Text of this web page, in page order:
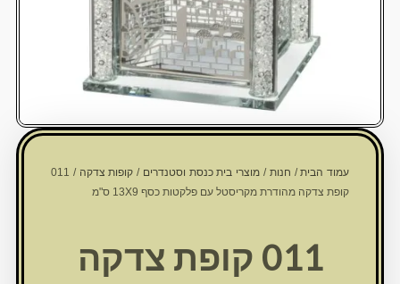
עמוד הבית/ חנות/מוצרי בית כנסת וסטנדרים/קופות צדקה
/ 011
קופת צדקה מהודרת מקריסטל עם פלקטות כסף 13X9 ס"מ
011 קופת צדקה